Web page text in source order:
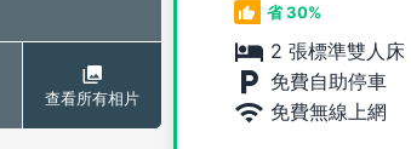
查看所有相片
省 30%
2 張標準雙人床
免費自助停車
免費無線上網